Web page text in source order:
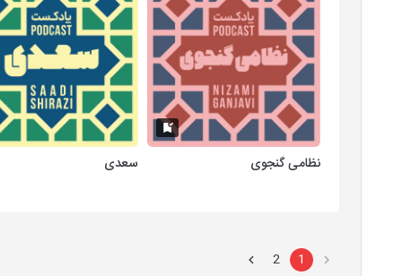
نظامی گنجوی سعدی
1
2